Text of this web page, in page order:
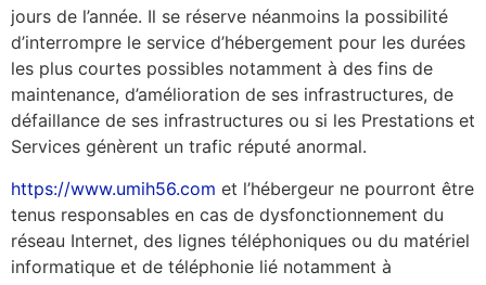
jours de l’année. Il se réserve néanmoins la possibilité
d’interrompre le service d’hébergement pour les durées
les plus courtes possibles notamment à des fins de
maintenance, d’amélioration de ses infrastructures, de
défaillance de ses infrastructures ou si les Prestations et
Services génèrent un trafic réputé anormal.
https://www.umih56.com et l’hébergeur ne pourront être
tenus responsables en cas de dysfonctionnement du
réseau Internet, des lignes téléphoniques ou du matériel
informatique et de téléphonie lié notamment à